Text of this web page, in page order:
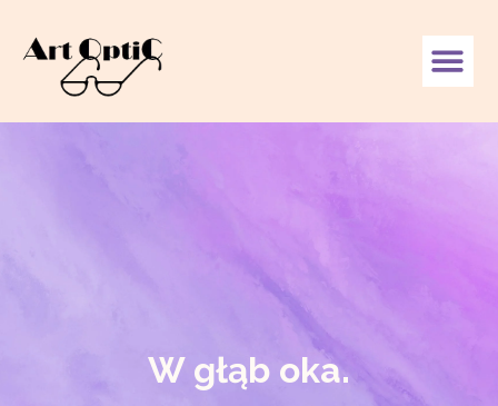
W głąb oka.